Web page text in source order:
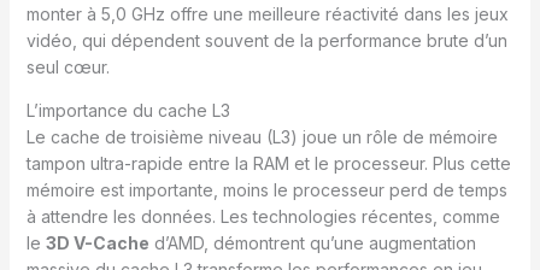
monter à 5,0 GHz offre une meilleure réactivité dans les jeux
vidéo, qui dépendent souvent de la performance brute d’un
seul cœur.
L’importance du cache L3
Le cache de troisième niveau (L3) joue un rôle de mémoire
tampon ultra-rapide entre la RAM et le processeur. Plus cette
mémoire est importante, moins le processeur perd de temps
à attendre les données. Les technologies récentes, comme
le 3D V-Cache d’AMD, démontrent qu’une augmentation